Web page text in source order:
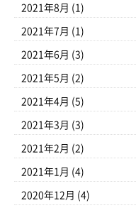
2021年8月 (1)
2021年7月 (1)
2021年6月 (3)
2021年5月 (2)
2021年4月 (5)
2021年3月 (3)
2021年2月 (2)
2021年1月 (4)
2020年12月 (4)